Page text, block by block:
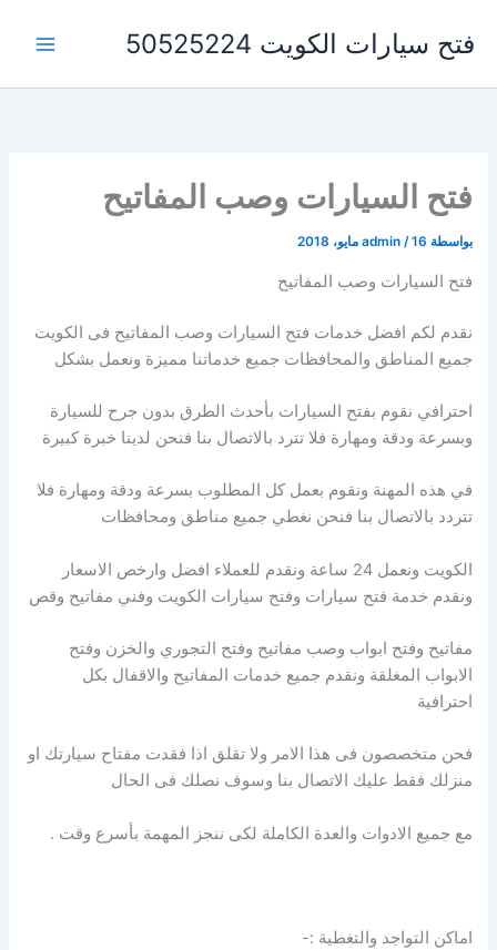
المحتوى
فتح سيارات الكويت 50525224
فتح السيارات وصب المفاتيح
بواسطة admin /16 مايو، 2018
فتح السيارات وصب المفاتيح
نقدم لكم افضل خدمات فتح السيارات وصب المفاتيح فى الكويت
جميع المناطق والمحافظات جميع خدماتنا مميزة ونعمل بشكل
احترافي نقوم بفتح السيارات بأحدث الطرق بدون جرح للسيارة
وبسرعة ودقة ومهارة فلا تترد بالاتصال بنا فنحن لدينا خبرة كبيرة
في هذه المهنة ونقوم بعمل كل المطلوب بسرعة ودقة ومهارة فلا
تتردد بالاتصال بنا فنحن نغطي جميع مناطق ومحافظات
الكويت ونعمل 24 ساعة ونقدم للعملاء افضل وارخص الاسعار
ونقدم خدمة فتح سيارات وفتح سيارات الكويت وفني مفاتيح وقص
مفاتيح وفتح ابواب وصب مفاتيح وفتح التجوري والخزن وفتح
الابواب المغلقة ونقدم جميع خدمات المفاتيح والاقفال بكل
احترافية
فحن متخصصون فى هذا الامر ولا تقلق اذا فقدت مفتاح سيارتك او
منزلك فقط عليك الاتصال بنا وسوف نصلك فى الحال
مع جميع الادوات والعدة الكاملة لكى ننجز المهمة بأسرع وقت .
اماكن التواجد والتغطية :-